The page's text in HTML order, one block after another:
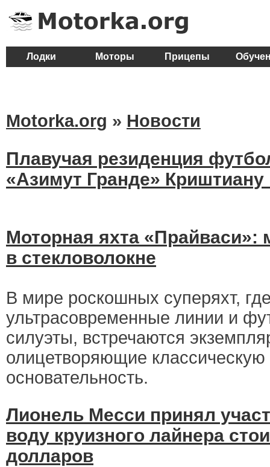
Лодки Моторы Прицепы
Motorka.org » Новости
Плавучая резиденция
«Азимут Гранде»
Моторная яхта «Прайваси»:
в стекловолокне
В мире роскошных суперяхт,
ультрасовременные линии и
силуэты, встречаются
олицетворяющие
основательность.
Лионель Месси принял
воду круизного лайнера
долларов